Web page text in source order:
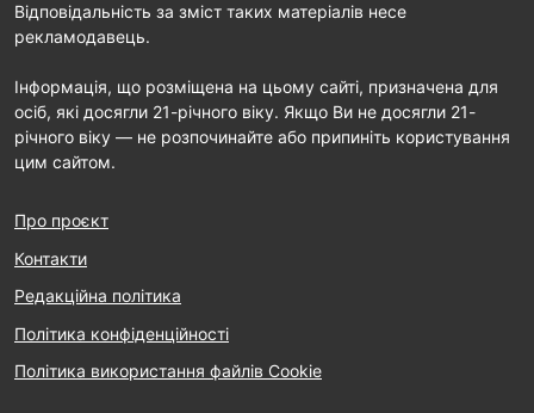
Відповідальність за зміст таких матеріалів несе
рекламодавець.
Інформація, що розміщена на цьому сайті, призначена для
осіб, які досягли 21-річного віку. Якщо Ви не досягли 21-
річного віку — не розпочинайте або припиніть користування
цим сайтом.
Про проєкт
Контакти
Редакційна політика
Політика конфіденційності
Політика використання файлів Cookie